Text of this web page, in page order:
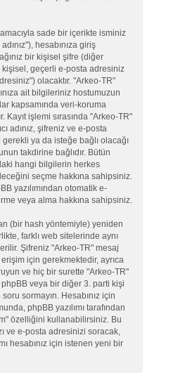
amacıyla sade bir içerikte isminiz
hesabınıza giriş
bir kişisel şifre (diğer
geçerli e-posta adresiniz
olacaktır. "Arkeo-TR"
ait bilgileriniz hostumuzun
kapsamında veri-koruma
Kayıt işlemi sırasında "Arkeo-TR"
adınız, şifreniz ve e-posta
ya da isteğe bağlı olacağı
takdirine bağlıdır. Bütün
hangi bilgilerin herkes
seçme hakkına sahipsiniz.
yazılımından otomatik e-
veya alma hakkına sahipsiniz.
(bir hash yöntemiyle) yeniden
farklı web sitelerinde aynı
Şifreniz "Arkeo-TR" mesaj
için gerekmektedir, ayrıca
ve hiç bir surette "Arkeo-TR"
veya bir diğer 3. parti kişi
sormayın. Hesabınız için
phpBB yazılımı tarafından
özelliğini kullanabilirsiniz. Bu
ve e-posta adresinizi soracak,
hesabınız için istenen yeni bir